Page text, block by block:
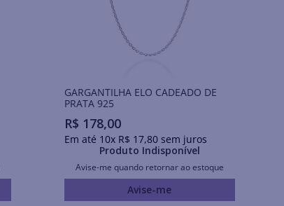
GARGANTILHA ELO CADEADO DE
PRATA 925
R$ 178,00
Em até 10x R$ 17,80sem juros
Produto Indisponível
Avise-me quando retornar ao estoque
Avise-me